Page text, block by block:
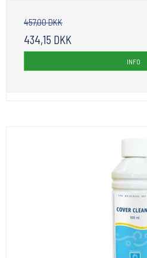
457,00 DKK
434,15 DKK
INFO